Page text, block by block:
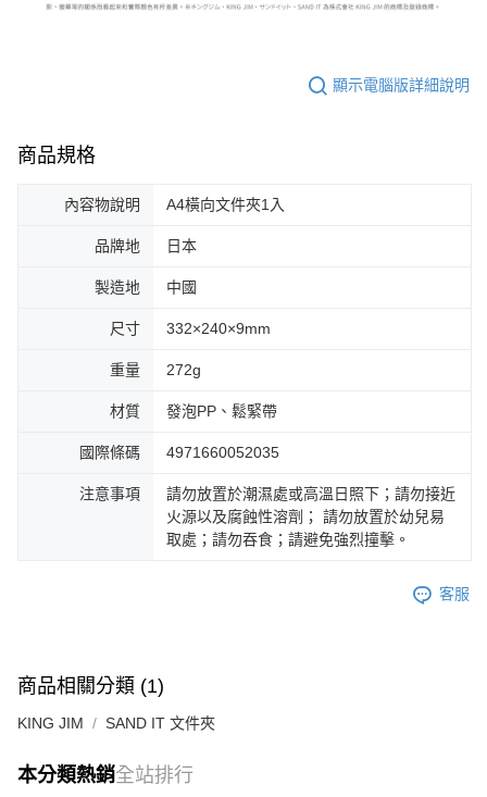
顯示電腦版詳細說明
商品規格
內容物說明 A4橫向文件夾1入
品牌地 日本
製造地 中國
尺寸 332×240×9mm
重量 272g
材質 發泡PP、鬆緊帶
國際條碼 4971660052035
注意事項
請勿放置於潮濕處或高溫日照下；請勿接近
火源以及腐蝕性溶劑； 請勿放置於幼兒易
取處；請勿吞食；請避免強烈撞擊。
客服
商品相關分類 (1)
KING JIM SAND IT 文件夾
本分類熱銷全站排行